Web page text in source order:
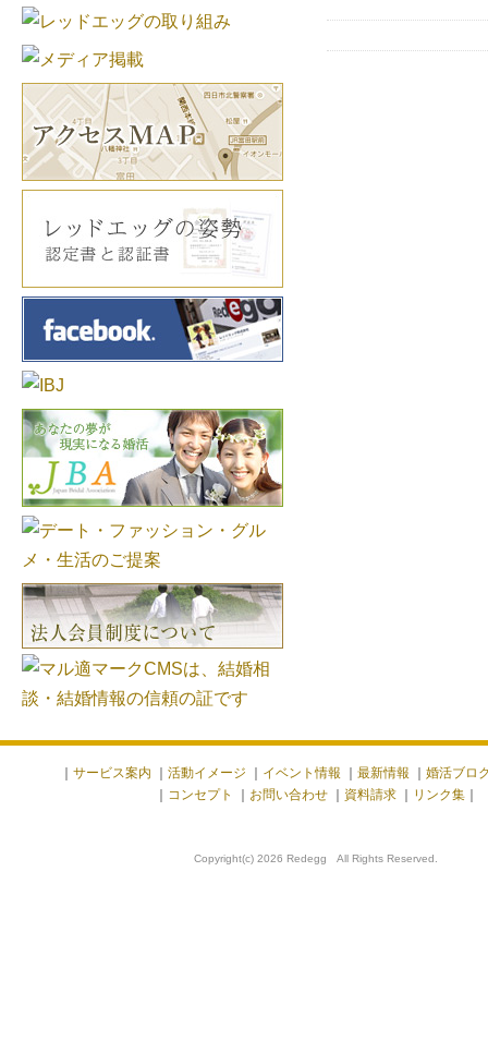
サービス案内 活動イメージ イベント情報 最新情報
婚活ブロ
コンセプト お問い合わせ｜ 資料請求｜ リンク集｜
Copyright(c) 2026 Redegg All Rights Reserved.